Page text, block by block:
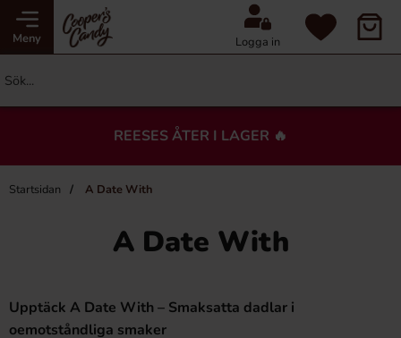
Meny Logga in
REESES ÅTER I LAGER 🔥
Startsidan A Date With
A Date With
Upptäck A Date With – Smaksatta dadlar i
oemotståndliga smaker